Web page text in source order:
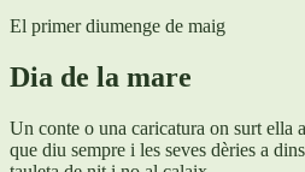
El primer diumenge de maig
Dia de la mare
Un conte o una caricatura on surt ella
que diu sempre i les seves dèries a